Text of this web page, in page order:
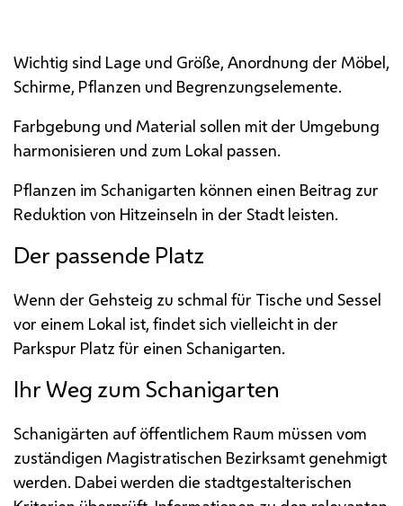
Wichtig sind Lage und Größe, Anordnung der Möbel,
Schirme, Pflanzen und Begrenzungselemente.
Farbgebung und Material sollen mit der Umgebung
harmonisieren und zum Lokal passen.
Pflanzen im Schanigarten können einen Beitrag zur
Reduktion von Hitzeinseln in der Stadt leisten.
Der passende Platz
Wenn der Gehsteig zu schmal für Tische und Sessel
vor einem Lokal ist, findet sich vielleicht in der
Parkspur Platz für einen Schanigarten.
Ihr Weg zum Schanigarten
Schanigärten auf öffentlichem Raum müssen vom
zuständigen Magistratischen Bezirksamt genehmigt
werden. Dabei werden die stadtgestalterischen